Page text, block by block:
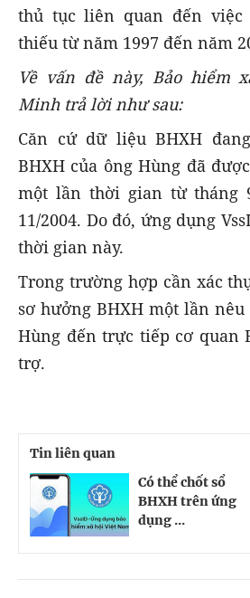
thủ tục liên quan đến
thiếu từ năm 1997 đến năm
Về vấn đề này, Bảo hiểm
Minh trả lờinhư sau:
Căn cứ dữ liệu BHXH
BHXH của ông Hùng đã
một lần thời gian từ tháng
11/2004. Do đó, ứng dụng
thời gian này.
Trong trường hợp cần xác
sơ hưởng BHXH một lần
Hùng đến trực tiếp cơ quan
trợ.
Tin liên quan
Có thể chốt sổ
BHXH trên ứng
dụng ...